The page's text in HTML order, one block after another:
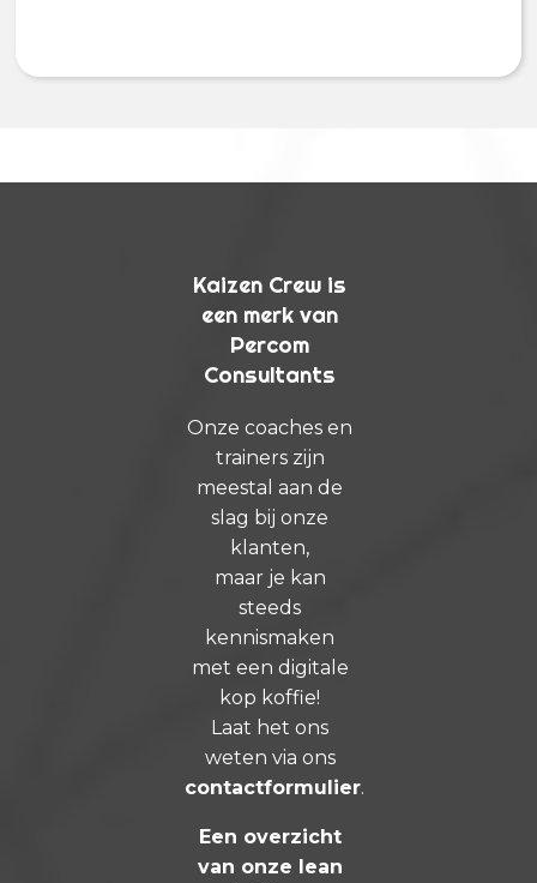
Kaizen Crew is
een merk van
Percom
Consultants
Onze coaches en
trainers zijn
meestal aan de
slag bij onze
klanten,
maar je kan
steeds
kennismaken
met een digitale
kop koffie!
Laat het ons
weten via ons
contactformulier.
Een overzicht
van onze lean